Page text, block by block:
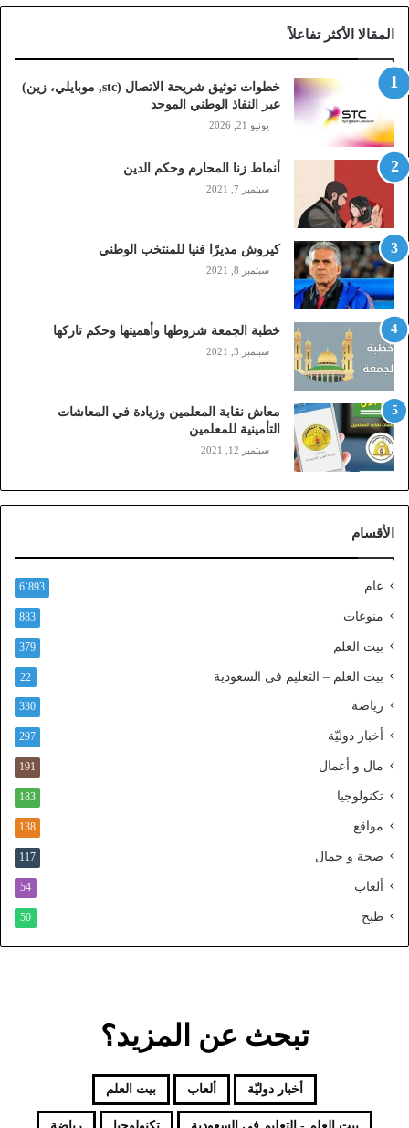
ل
ا
ت
ص
ل
(
s
,
م
و
ب
ا
ي
ل
ي
ز
ي
ن
)
ا
ل
ف
ا
ا
ط
ا
م
و
د
المقالا الأكثر تفاعلاً
خطوات توثيق شريحة الاتصال (stc, موبايلي، زين)
عبر النفاذ الوطني الموحد
يونيو 21, 2026
أنماط زنا المحارم وحكم الدين
سبتمبر 7, 2021
كيروش مديرًا فنيا للمنتخب الوطني
سبتمبر 8, 2021
خطبة الجمعة شروطها وأهميتها وحكم تاركها
سبتمبر 3, 2021
معاش نقابة المعلمين وزيادة في المعاشات
التأمينية للمعلمين
سبتمبر 12, 2021
الأقسام
عام 6٬893
منوعات 883
بيت العلم 379
بيت العلم – التعليم فى السعودية 22
رياضة 330
أخبار دوليّة 297
مال و أعمال 191
تكنولوجيا 183
مواقع 138
صحة و جمال 117
ألعاب 54
طبخ 50
تبحث عن المزيد؟
أخبار دوليّة ألعاب بيت العلم